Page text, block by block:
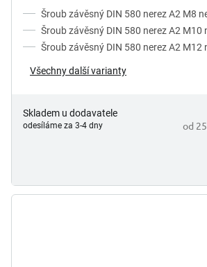
Šroub závěsný DIN 580 nerez A2 M8
Šroub závěsný DIN 580 nerez A2 M10
Šroub závěsný DIN 580 nerez A2 M12
Všechny další varianty
Skladem u dodavatele
odesíláme za 3-4 dny od